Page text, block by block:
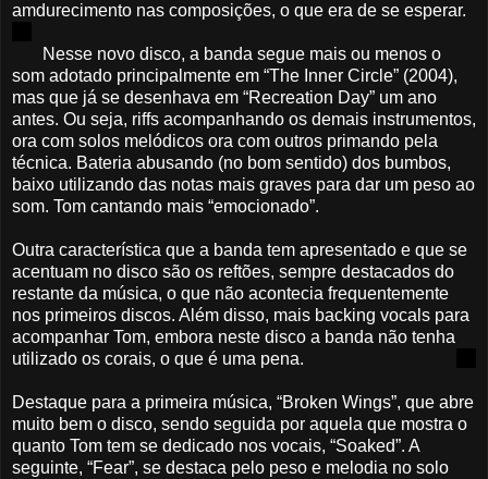
amdurecimento nas composições, o que era de se esperar.
Nesse novo disco, a banda segue mais ou menos o
som adotado principalmente em “The Inner Circle” (2004),
mas que já se desenhava em “Recreation Day” um ano
antes. Ou seja, riffs acompanhando os demais instrumentos,
ora com solos melódicos ora com outros primando pela
técnica. Bateria abusando (no bom sentido) dos bumbos,
baixo utilizando das notas mais graves para dar um peso ao
som. Tom cantando mais “emocionado”.
Outra característica que a banda tem apresentado e que se
acentuam no disco são os reftões, sempre destacados do
restante da música, o que não acontecia frequentemente
nos primeiros discos. Além disso, mais backing vocals para
acompanhar Tom, embora neste disco a banda não tenha
utilizado os corais, o que é uma pena.
Destaque para a primeira música, “Broken Wings”, que abre
muito bem o disco, sendo seguida por aquela que mostra o
quanto Tom tem se dedicado nos vocais, “Soaked”. A
seguinte, “Fear”, se destaca pelo peso e melodia no solo